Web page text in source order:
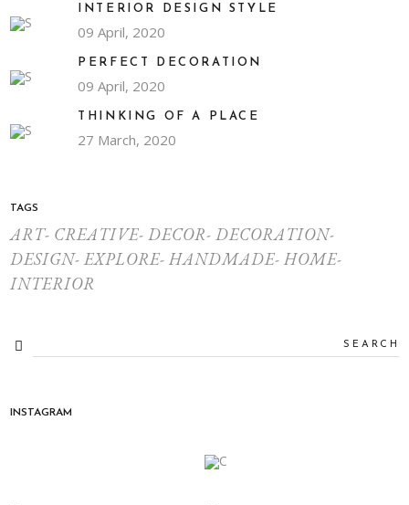
INTERIOR DESIGN STYLE
09 April, 2020
PERFECT DECORATION
09 April, 2020
THINKING OF A PLACE
27 March, 2020
TAGS
ART CREATIVE DECOR DECORATION
DESIGN EXPLORE HANDMADE HOME
INTERIOR
INSTAGRAM